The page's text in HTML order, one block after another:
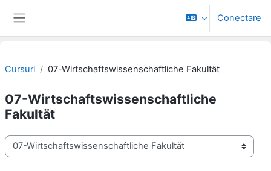
Conectare
Cursuri 07-Wirtschaftswissenschaftliche Fakultät
07-Wirtschaftswissenschaftliche
Fakultät
Categorii curs